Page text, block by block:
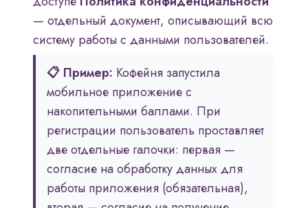
— отдельный документ, описывающий всю
систему работы с данными пользователей.
📋 Пример: Кофейня запустила
мобильное приложение с
накопительными баллами. При
регистрации пользователь проставляет
две отдельные галочки: первая —
согласие на обработку данных для
работы приложения (обязательная),